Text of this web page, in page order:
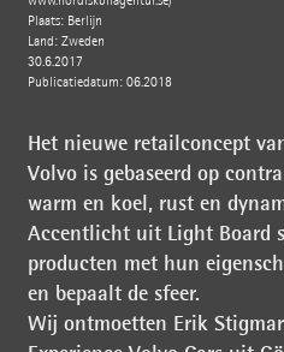
Plaats: Berlijn
Land: Zweden
30.6.2017
Publicatiedatum: 06.2018
Het nieuwe retailconcept
Volvo is gebaseerd op
warm en koel, rust en
Accentlicht uit Light Board
producten met hun
en bepaalt de sfeer.
Wij ontmoetten Erik